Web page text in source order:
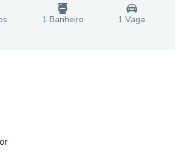
s 1 Banheiro 1 Vaga